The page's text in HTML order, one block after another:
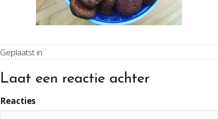
Geplaatst in
Laat een reactie achter
Reacties